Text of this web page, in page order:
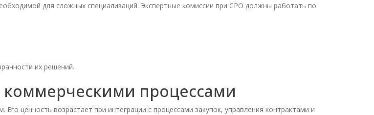
для сложных специализаций. Экспертные комиссии при СРО должны работать по
их решений.
процессами
ценность возрастает при интеграции с процессами закупок, управления контрактами и